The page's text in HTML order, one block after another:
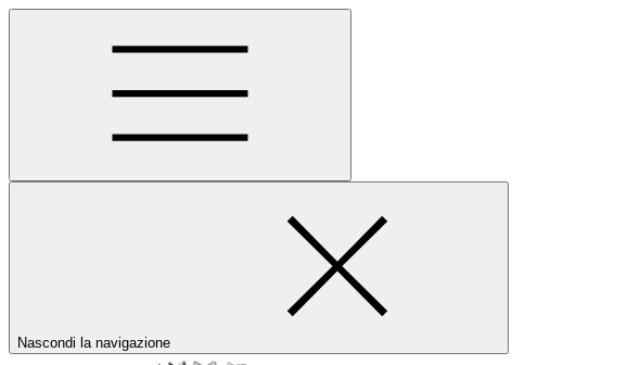
Nascondi la navigazione